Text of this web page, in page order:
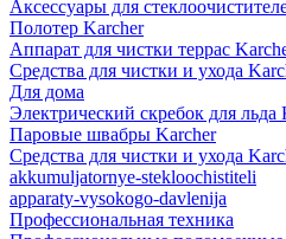
Аксессуары для
Полотер Karcher
Аппарат для чистки террас
Средства для чистки и ухода
Для дома
Электрический скребок для льда
Паровые швабры Karcher
Средства для чистки и ухода
akkumuljatornye-stekloochistiteli
apparaty-vysokogo-davlenija
Профессиональная техника